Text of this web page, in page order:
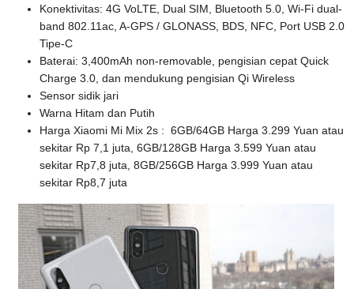
Konektivitas: 4G VoLTE, Dual SIM, Bluetooth 5.0, Wi-Fi dual-
band 802.11ac, A-GPS / GLONASS, BDS, NFC, Port USB 2.0
Tipe-C
Baterai: 3,400mAh non-removable, pengisian cepat Quick
Charge 3.0, dan mendukung pengisian Qi Wireless
Sensor sidik jari
Warna Hitam dan Putih
Harga Xiaomi Mi Mix 2s : 6GB/64GB Harga 3.299 Yuan atau
sekitar Rp 7,1 juta, 6GB/128GB Harga 3.599 Yuan atau
sekitar Rp7,8 juta, 8GB/256GB Harga 3.999 Yuan atau
sekitar Rp8,7 juta